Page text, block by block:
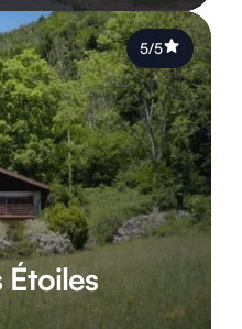
Étoiles
5/5